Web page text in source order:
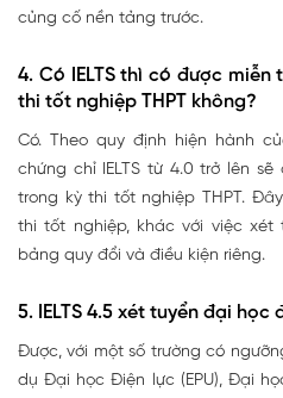
củng cố nền tảng trước.
4. Có IELTS thì có được miễn
thi tốt nghiệp THPT không?
Có. Theo quy định hiện hành
chứng chỉ IELTS từ 4.0 trở lên sẽ
trong kỳ thi tốt nghiệp THPT.
thi tốt nghiệp, khác với việc xét
bảng quy đổi và điều kiện riêng.
5. IELTS 4.5 xét tuyển đại học
Được, với một số trường có
dụ Đại học Điện lực (EPU), Đại